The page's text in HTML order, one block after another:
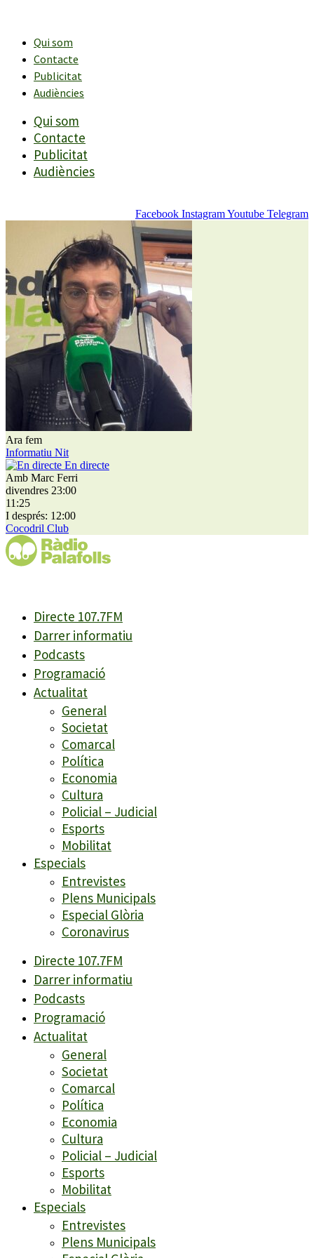
contingutQui som
Contacte
Publicitat
Audiències
Qui som
Contacte
Publicitat
Audiències
Facebook InstagramYoutube Telegram
Ara fem
Informatiu Nit
En directe
Amb Marc Ferri
divendres 23:00
11:25
I després: 12:00
Cocodril Club
Directe 107.7FM
Darrer informatiu
Podcasts
Programació
Actualitat
General
Societat
Comarcal
Política
Economia
Cultura
Policial – Judicial
Esports
Mobilitat
Especials
Entrevistes
Plens Municipals
Especial Glòria
Coronavirus
Directe 107.7FM
Darrer informatiu
Podcasts
Programació
Actualitat
General
Societat
Comarcal
Política
Economia
Cultura
Policial – Judicial
Esports
Mobilitat
Especials
Entrevistes
Plens Municipals